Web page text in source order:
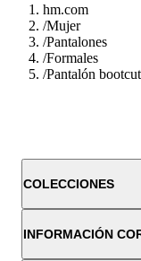
hm.com
/Mujer
/Pantalones
/Formales
/Pantalón
COLECCIONES
INFORMACIÓN